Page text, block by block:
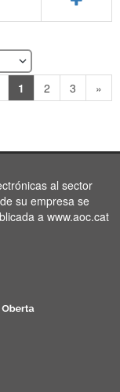
1 2 3 »
al sector
su empresa se
a www.aoc.cat